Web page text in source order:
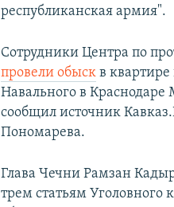
республиканская армия".
Сотрудники Центра по
провели обыск в
Навального в Краснодаре
сообщил источник
Пономарева.
Глава Чечни Рамзан
трем статьям Уголовного